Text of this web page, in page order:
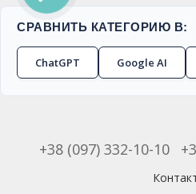
СРАВНИТЬ КАТЕГОРИЮ В:
ChatGPT Google AI
+38 (097) 332-10-10